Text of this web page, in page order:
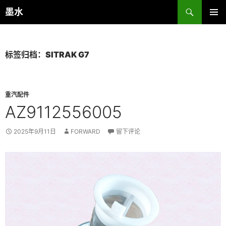
跳
至
墨水
搜
索
标签归档：SITRAK G7
重汽配件
AZ9112556005
2025年9月11日 FORWARD 留下评论